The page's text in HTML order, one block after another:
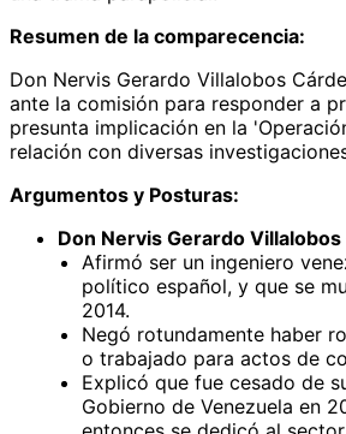
Resumen de la comparecencia:
Don Nervis Gerardo Villalobos
ante la comisión para responder a
presunta implicación en la
relación con diversas
Argumentos y Posturas:
Don Nervis Gerardo
Afirmó ser un ingeniero
político español, y que se
2014.
Negó rotundamente haber
o trabajado para actos de
Explicó que fue cesado de
Gobierno de Venezuela en